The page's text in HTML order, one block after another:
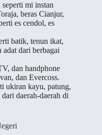
mi instan
beras Cianjur,
es cendol, es
batik, tenun ikat,
dari berbagai
dan handphone
dan Evercoss.
ukiran kayu, patung,
daerah-daerah di